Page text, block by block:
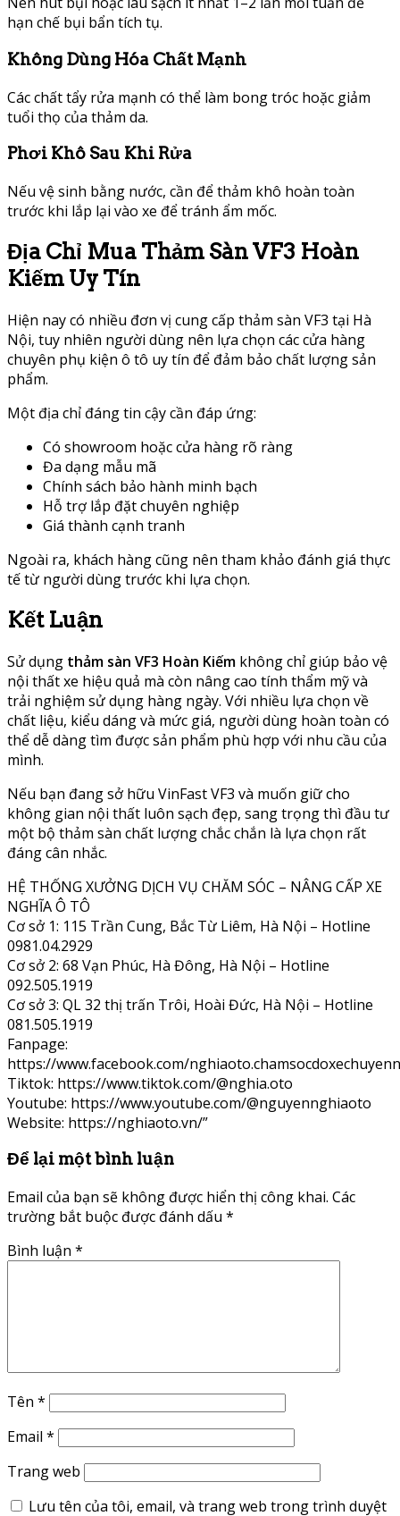
hạn chế bụi bẩn tích tụ.
Không Dùng Hóa Chất Mạnh
Các chất tẩy rửa mạnh có thể làm bong tróc hoặc giảm
tuổi thọ của thảm da.
Phơi Khô Sau Khi Rửa
Nếu vệ sinh bằng nước, cần để thảm khô hoàn toàn
trước khi lắp lại vào xe để tránh ẩm mốc.
Địa Chỉ Mua Thảm Sàn VF3 Hoàn
Kiếm Uy Tín
Hiện nay có nhiều đơn vị cung cấp thảm sàn VF3 tại Hà
Nội, tuy nhiên người dùng nên lựa chọn các cửa hàng
chuyên phụ kiện ô tô uy tín để đảm bảo chất lượng sản
phẩm.
Một địa chỉ đáng tin cậy cần đáp ứng:
Có showroom hoặc cửa hàng rõ ràng
Đa dạng mẫu mã
Chính sách bảo hành minh bạch
Hỗ trợ lắp đặt chuyên nghiệp
Giá thành cạnh tranh
Ngoài ra, khách hàng cũng nên tham khảo đánh giá thực
tế từ người dùng trước khi lựa chọn.
Kết Luận
Sử dụng thảm sàn VF3 Hoàn Kiếm không chỉ giúp bảo vệ
nội thất xe hiệu quả mà còn nâng cao tính thẩm mỹ và
trải nghiệm sử dụng hàng ngày. Với nhiều lựa chọn về
chất liệu, kiểu dáng và mức giá, người dùng hoàn toàn có
thể dễ dàng tìm được sản phẩm phù hợp với nhu cầu của
mình.
Nếu bạn đang sở hữu VinFast VF3 và muốn giữ cho
không gian nội thất luôn sạch đẹp, sang trọng thì đầu tư
một bộ thảm sàn chất lượng chắc chắn là lựa chọn rất
đáng cân nhắc.
HỆ THỐNG XƯỞNG DỊCH VỤ CHĂM SÓC – NÂNG CẤP XE
NGHĨA Ô TÔ
Cơ sở 1: 115 Trần Cung, Bắc Từ Liêm, Hà Nội – Hotline
0981.04.2929
Cơ sở 2: 68 Vạn Phúc, Hà Đông, Hà Nội – Hotline
092.505.1919
Cơ sở 3: QL 32 thị trấn Trôi, Hoài Đức, Hà Nội – Hotline
081.505.1919
Fanpage:
https://www.facebook.com/
Tiktok: https://www.tiktok.com/@nghia.oto
Youtube: https://www.youtube.com/@nguyennghiaoto
Website: https://nghiaoto.vn/”
Để lại một bình luận
Email của bạn sẽ không được hiển thị công khai. Các
trường bắt buộc được đánh dấu *
Bình luận *
Tên *
Email *
Trang web
Lưu tên của tôi, email, và trang web trong trình duyệt